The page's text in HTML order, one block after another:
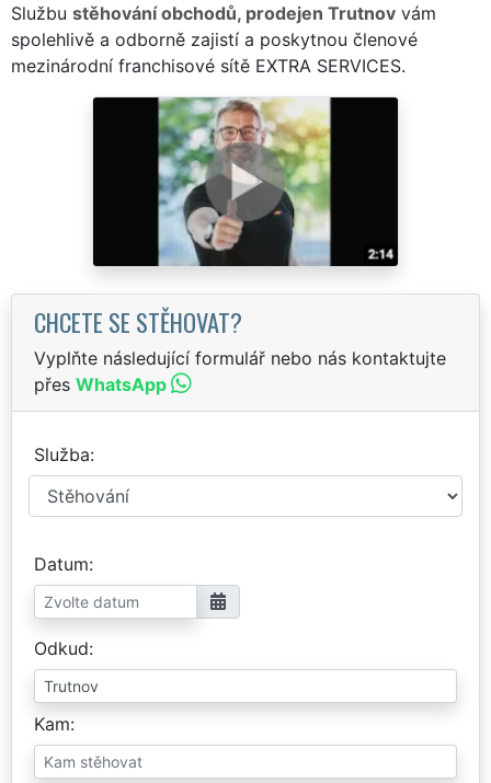
Službu stěhování obchodů, prodejen Trutnov vám
spolehlivě a odborně zajistí a poskytnou členové
mezinárodní franchisové sítě EXTRA SERVICES.
CHCETE SE STĚHOVAT?
Vyplňte následující formulář nebo nás kontaktujte
přes WhatsApp
Služba
Datum
Odkud
Kam